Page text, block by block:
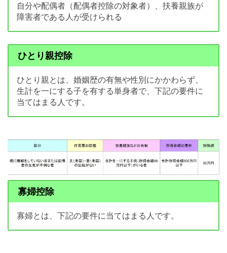
自分や配偶者（配偶者控除の対象者）、扶養親族が
障害者である人が受けられる
ひとり親控除
ひとり親とは、婚姻歴の有無や性別にかかわらず、
生計を一にする子を有する単身者で、下記の要件に
当てはまる人です。
寡婦控除
寡婦とは、下記の要件に当てはまる人です。